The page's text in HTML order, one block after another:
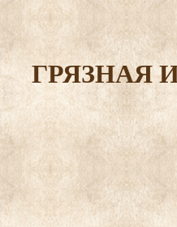
ГРЯЗНАЯ